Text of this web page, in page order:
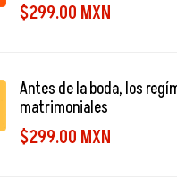
$299.00 MXN
Antes de la boda, los
matrimoniales
$299.00 MXN